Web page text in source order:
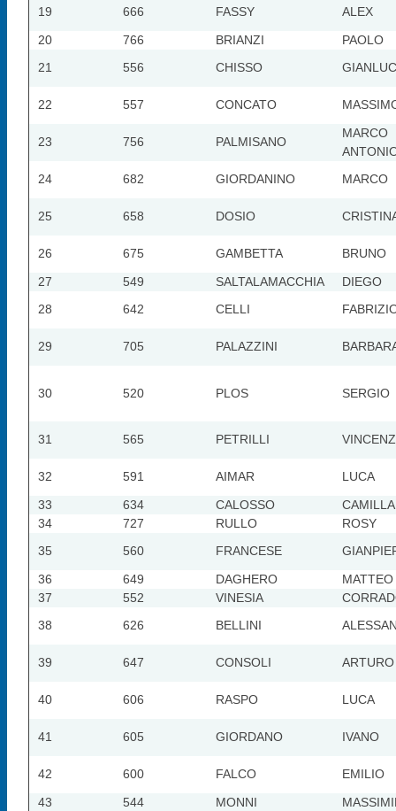
19 666 FASSY
ALEX
20
766 BRIANZI
PAOLO
21
556 CHISSO
22 557 CONCATO
23 756 PALMISANO
MARCO
24
682 GIORDANINO MARCO
25 658 DOSIO
26 675 GAMBETTA
BRUNO
27
549 SALTALAMACCHIA
DIEGO
28
642 CELLI
29 705 PALAZZINI
30 520 PLOS SERGIO
31 565 PETRILLI
32 591 AIMAR
LUCA
33
634 CALOSSO
CAMILLA
34
727 RULLO
ROSY
35
560 FRANCESE
36
649 DAGHERO
MATTEO
37
552 VINESIA
38
626 BELLINI
39 647 CONSOLI ARTURO
40 606 RASPO LUCA
41 605 GIORDANO IVANO
42 600 FALCO
EMILIO
43
544 MONNI